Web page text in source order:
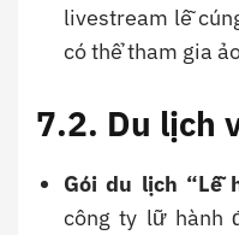
livestream lễ
có thể tham gia
7.2. Du lịch
Gói du lịch “Lễ
công ty lữ hành